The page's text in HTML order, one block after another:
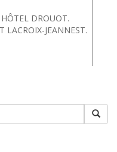
DROUOT.
LACROIX-JEANNEST.